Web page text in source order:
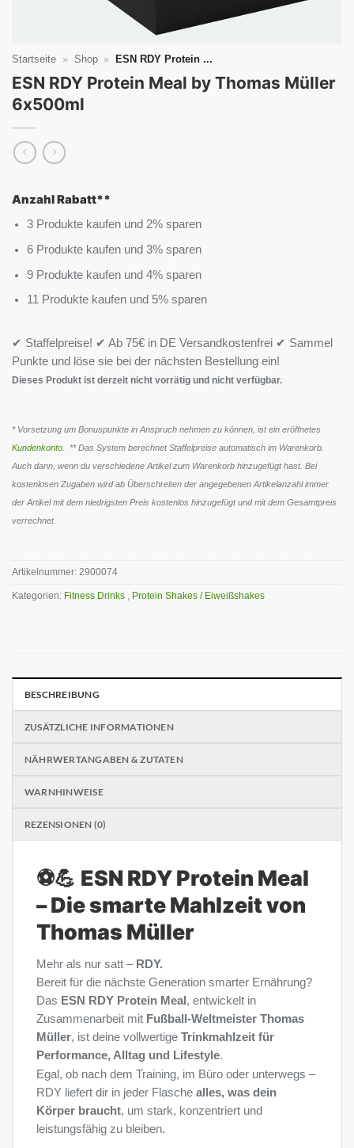
Startseite » Shop » ESN RDY Protein ...
ESN RDY Protein Meal by Thomas Müller
6x500ml
Anzahl Rabatt**
3 Produkte kaufen und 2% sparen
6 Produkte kaufen und 3% sparen
9 Produkte kaufen und 4% sparen
11 Produkte kaufen und 5% sparen
✔ Staffelpreise! ✔ Ab 75€ in DE Versandkostenfrei ✔ Sammel
Punkte und löse sie bei der nächsten Bestellung ein!
Dieses Produkt ist derzeit nicht vorrätig und nicht verfügbar.
* Vorsetzung um Bonuspunkte in Anspruch nehmen zu können, ist ein eröffnetes
Kundenkonto . ** Das System berechnet Staffelpreise automatisch im Warenkorb.
Auch dann, wenn du verschiedene Artikel zum Warenkorb hinzugefügt hast. Bei
kostenlosen Zugaben wird ab Überschreiten der angegebenen Artikelanzahl immer
der Artikel mit dem niedrigsten Preis kostenlos hinzugefügt und mit dem Gesamtpreis
verrechnet.
Artikelnummer: 2900074
Kategorien: Fitness Drinks Protein Shakes / Eiweißshakes
BESCHREIBUNG
ZUSÄTZLICHE INFORMATIONEN
NÄHRWERTANGABEN & ZUTATEN
WARNHINWEISE
REZENSIONEN (0)
⚽💪 ESN RDY Protein Meal
– Die smarte Mahlzeit von
Thomas Müller
Mehr als nur satt – RDY.
Bereit für die nächste Generation smarter Ernährung?
Das ESN RDY Protein Meal , entwickelt in
Zusammenarbeit mit Fußball-Weltmeister Thomas
Müller, ist deine vollwertige Trinkmahlzeit für
Performance, Alltag und Lifestyle.
Egal, ob nach dem Training, im Büro oder unterwegs –
RDY liefert dir in jeder Flasche alles, was dein
Körper braucht, um stark, konzentriert und
leistungsfähig zu bleiben.